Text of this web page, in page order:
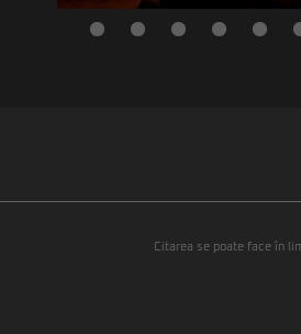
Citarea se poate face în